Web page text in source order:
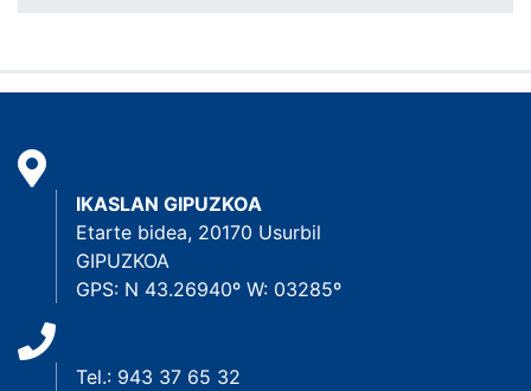
IKASLAN GIPUZKOA
Etarte bidea, 20170 Usurbil
GIPUZKOA
GPS: N 43.26940º W: 03285º
Tel.: 943 37 65 32